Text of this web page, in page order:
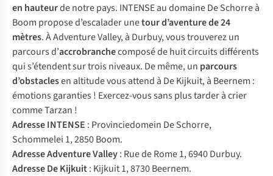
en hauteurde notre pays. INTENSEau domaine De Schorre à
Boom propose d’escalader unetour d’aventure de 24
mètres. ÀAdventure Valley, à Durbuy, vous trouverez un
parcours d’accrobranchecomposé de huit circuits différents
qui s’étendent sur trois niveaux. De même, un parcours
d’obstaclesen altitude vous attend à De Kijkuit, à Beernem :
émotions garanties ! Exercez-vous sans plus tarder à crier
comme Tarzan !
Adresse INTENSE : Provinciedomein De Schorre,
Schommelei 1, 2850 Boom.
Adresse Adventure Valley: Rue de Rome 1, 6940 Durbuy.
Adresse De Kijkuit: Kijkuit 1, 8730 Beernem.